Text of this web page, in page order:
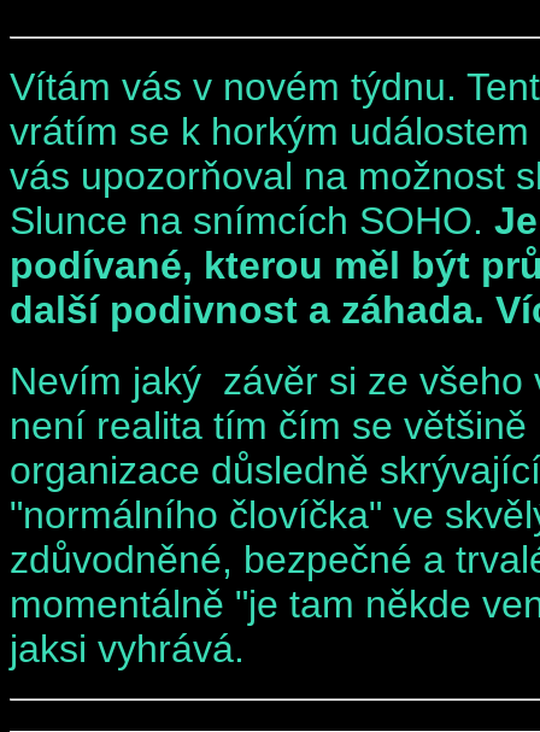
Vítám vás v novém týdnu.
vrátím se k horkým
vás upozorňoval na možnost
Slunce na snímcích SOHO.
podívané, kterou měl být
další podivnost a záhada.
Nevím jaký závěr si ze všeho
není realita tím čím se
organizace důsledně
"normálního človíčka" ve
zdůvodněné, bezpečné a
momentálně "je tam někde
jaksi vyhrává.